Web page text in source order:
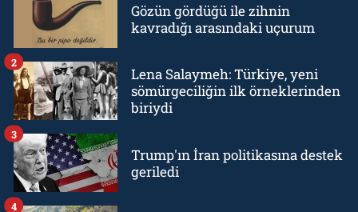
Gözün gördüğü ile zihnin
kavradığı arasındaki uçurum
Lena Salaymeh: Türkiye, yeni
sömürgeciliğin ilk örneklerinden
biriydi
2
Trump'ın İran politikasına destek
geriledi
3
4